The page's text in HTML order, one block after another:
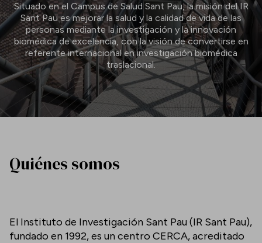
Situado en el Campus de Salud Sant Pau, la misión del IR
Sant Pau es mejorar la salud y la calidad de vida de las
personas mediante la investigación y la innovación
biomédica de excelencia, con la visión de convertirse en
referente internacional en investigación biomédica
traslacional.
Quiénes somos
El Instituto de Investigación Sant Pau (IR Sant Pau),
fundado en 1992, es un centro CERCA, acreditado